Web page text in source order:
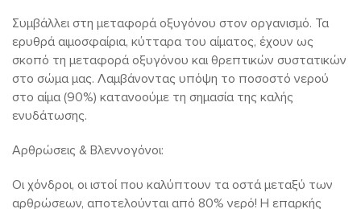
Συμβάλλει στη μεταφορά οξυγόνου στον οργανισμό. Τα
ερυθρά αιμοσφαίρια, κύτταρα του αίματος, έχουν ως
σκοπό τη μεταφορά οξυγόνου και θρεπτικών συστατικών
στο σώμα μας. Λαμβάνοντας υπόψη το ποσοστό νερού
στο αίμα (90%) κατανοούμε τη σημασία της καλής
ενυδάτωσης.
Αρθρώσεις & Βλεννογόνοι:
Οι χόνδροι, οι ιστοί που καλύπτουν τα οστά μεταξύ των
αρθρώσεων, αποτελούνται από 80% νερό! Η επαρκής